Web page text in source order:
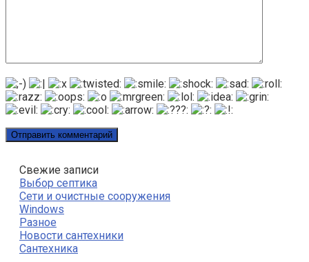
Свежие записи
Выбор септика
Сети и очистные сооружения
Windows
Разное
Новости сантехники
Сантехника